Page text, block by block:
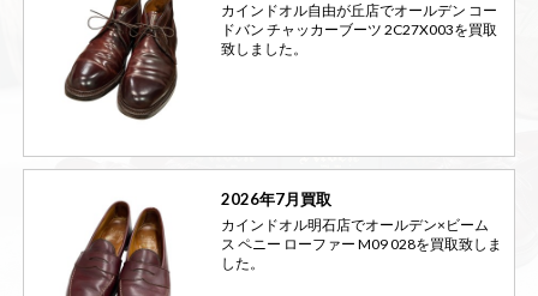
カインドオル自由が丘店でオールデン コー
ドバン チャッカーブーツ 2C27X003を買取
致しました。
2026年7月買取
カインドオル明石店でオールデン×ビーム
ス ペニー ローファー M09 028を買取致しま
した。